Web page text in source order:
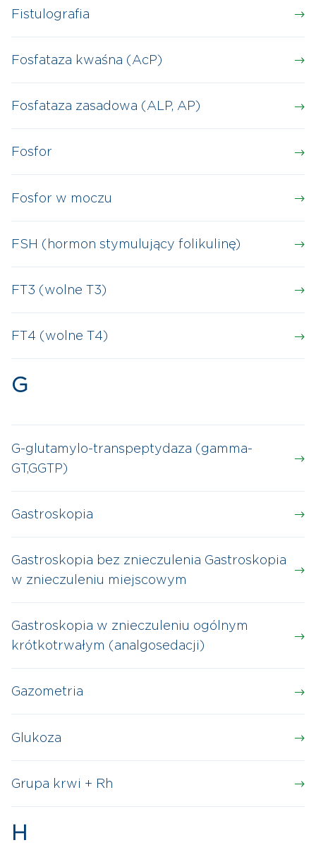
Fistulografia
Fosfataza kwaśna (AcP)
Fosfataza zasadowa (ALP, AP)
Fosfor
Fosfor w moczu
FSH (hormon stymulujący folikulinę)
FT3 (wolne T3)
FT4 (wolne T4)
G
G-glutamylo-transpeptydaza (gamma-
GT,GGTP)
Gastroskopia
Gastroskopia bez znieczulenia Gastroskopia
w znieczuleniu miejscowym
Gastroskopia w znieczuleniu ogólnym
krótkotrwałym (analgosedacji)
Gazometria
Glukoza
Grupa krwi + Rh
H